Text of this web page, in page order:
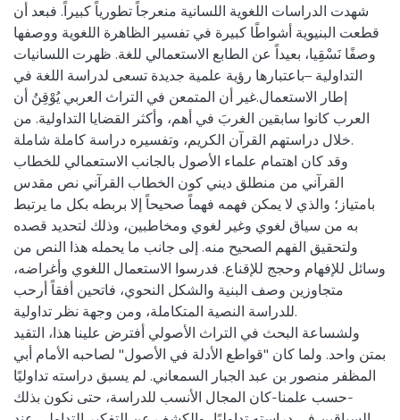
شهدت الدراسات اللغوية اللسانية منعرجاً تطورياً كبيراً. فبعد أن
قطعت البنيوية أشواطًا كبيرة في تفسير الظاهرة اللغوية ووصفها
وصفًا نَسْقِيا، بعيداً عن الطابع الاستعمالي للغة. ظهرت اللسانيات
التداولية –باعتبارها رؤية علمية جديدة تسعى لدراسة اللغة في
إطار الاستعمال.غير أن المتمعن في التراث العربي يُوْقِنُ أن
العرب كانوا سابقين الغربَ في أهم، وأكثر القضايا التداولية. من
خلال دراستهم القرآن الكريم، وتفسيره دراسة كاملة شاملة.
وقد كان اهتمام علماء الأصول بالجانب الاستعمالي للخطاب
القرآني من منطلق ديني كون الخطاب القرآني نص مقدس
بامتياز؛ والذي لا يمكن فهمه فهماً صحيحاً إلا بربطه بكل ما يرتبط
به من سياق لغوي وغير لغوي ومخاطبين، وذلك لتحديد قصده
ولتحقيق الفهم الصحيح منه. إلى جانب ما يحمله هذا النص من
وسائل للإفهام وحجج للإقناع. فدرسوا الاستعمال اللغوي وأغراضه،
متجاوزين وصف البنية والشكل النحوي، فاتحين أفقاً أرحب
للدراسة النصية المتكاملة، ومن وجهة نظر تداولية.
ولشساعة البحث في التراث الأصولي أفترض علينا هذا، التقيد
بمتن واحد. ولما كان "قواطع الأدلة في الأصول" لصاحبه الأمام أبي
المظفر منصور بن عبد الجبار السمعاني. لم يسبق دراسته تداوليًا
-حسب علمنا-كان المجال الأنسب للدراسة، حتى نكون بذلك